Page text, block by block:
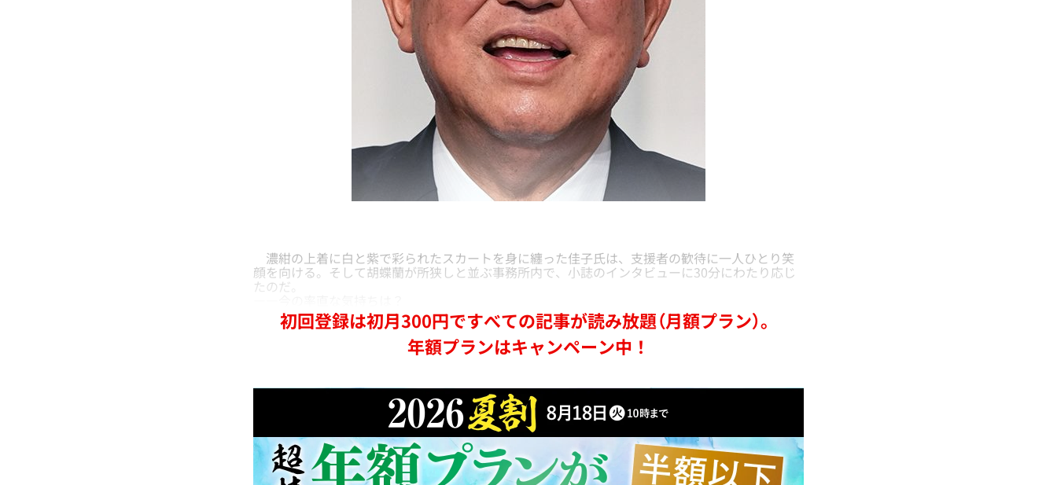
濃紺の上着に白と紫で彩られたスカートを身に纏った佳子氏は、支援者の歓待に一人ひとり笑
顔を向ける。そして胡蝶蘭が所狭しと並ぶ事務所内で、小誌のインタビューに30分にわたり応じ
たのだ。
初回登録は初月300円ですべての記事が読み放題（月額プラン）。
年額プランはキャンペーン中！